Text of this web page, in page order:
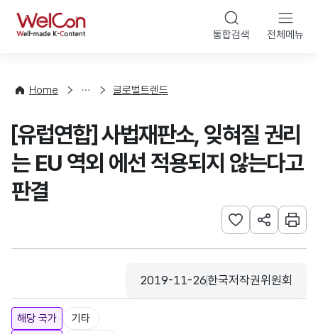
WelCon 통합검색 전체메뉴
Home
향
계
글로벌트렌드
[유럽연합] 사법재판소, 잊혀질 권리
는 EU 역외 에선 적용되지 않는다고
판결
관심사 등록하기
URL 공유하
인쇄
등록일
2019-11-26
수집기관
한국저작권위원회
해당 국가
기타